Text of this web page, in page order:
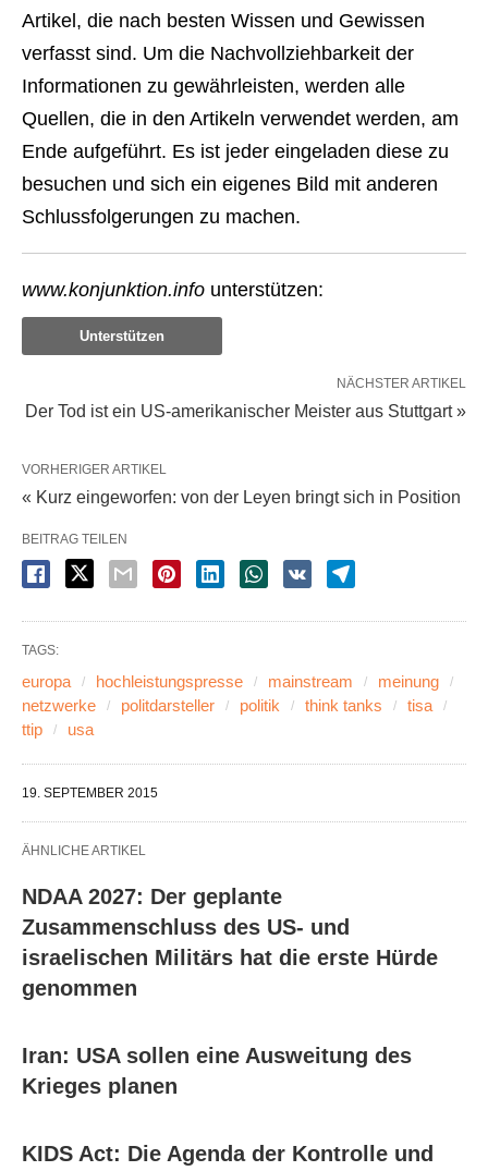
Artikel, die nach besten Wissen und Gewissen
verfasst sind. Um die Nachvollziehbarkeit der
Informationen zu gewährleisten, werden alle
Quellen, die in den Artikeln verwendet werden, am
Ende aufgeführt. Es ist jeder eingeladen diese zu
besuchen und sich ein eigenes Bild mit anderen
Schlussfolgerungen zu machen.
www.konjunktion.info unterstützen:
Unterstützen
NÄCHSTER ARTIKEL
Der Tod ist ein US-amerikanischer Meister aus Stuttgart »
VORHERIGER ARTIKEL
« Kurz eingeworfen: von der Leyen bringt sich in Position
BEITRAG TEILEN
TAGS:
europa hochleistungspresse mainstream
meinung
netzwerke
politdarsteller politik think tanks
tisa
ttip
usa
19. SEPTEMBER 2015
ÄHNLICHE ARTIKEL
NDAA 2027: Der geplante
Zusammenschluss des US- und
israelischen Militärs hat die erste Hürde
genommen
Iran: USA sollen eine Ausweitung des
Krieges planen
KIDS Act: Die Agenda der Kontrolle und